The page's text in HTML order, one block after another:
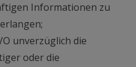
Informationen zu
unverzüglich die
oder die